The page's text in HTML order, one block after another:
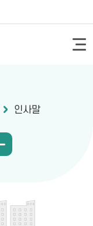
인사말